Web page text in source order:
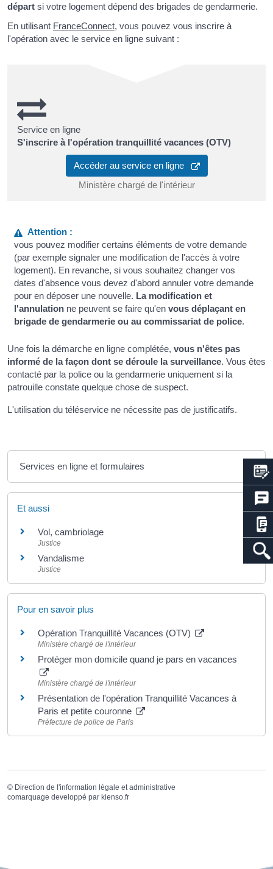
départ si votre logement dépend des brigades de gendarmerie.
En utilisant FranceConnect, vous pouvez vous inscrire à
l'opération avec le service en ligne suivant :
Service en ligne
S'inscrire à l'opération tranquillité vacances (OTV)
Accéder au service en ligne
Ministère chargé de l'intérieur
Attention :
vous pouvez modifier certains éléments de votre demande
(par exemple signaler une modification de l'accès à votre
logement). En revanche, si vous souhaitez changer vos
dates d'absence vous devez d'abord annuler votre demande
pour en déposer une nouvelle. La modification et
l'annulation ne peuvent se faire qu'envous déplaçant en
brigade de gendarmerie ou au commissariat de police.
Une fois la démarche en ligne complétée, vous n'êtes pas
informé de la façon dont se déroule la surveillance. Vous êtes
contacté par la police ou la gendarmerie uniquement si la
patrouille constate quelque chose de suspect.
L'utilisation du téléservice ne nécessite pas de justificatifs.
Services en ligne et formulaires
Et aussi
Vol, cambriolage
Justice
Vandalisme
Justice
Pour en savoir plus
Opération Tranquillité Vacances (OTV)
Ministère chargé de l'intérieur
Protéger mon domicile quand je pars en vacances
Ministère chargé de l'intérieur
Présentation de l'opération Tranquillité Vacances à
Paris et petite couronne
Préfecture de police de Paris
© Direction de l'information légale et administrative
comarquage developpé par kienso.fr